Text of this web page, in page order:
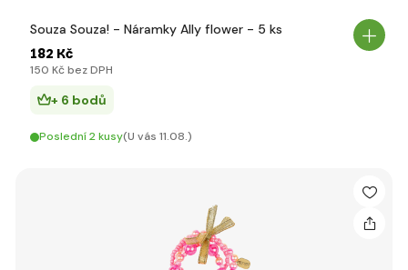
Souza Souza! - Náramky Ally flower - 5 ks
182 Kč
150 Kč bez DPH
+ 6 bodů
Poslední 2 kusy(U vás 11.08.)